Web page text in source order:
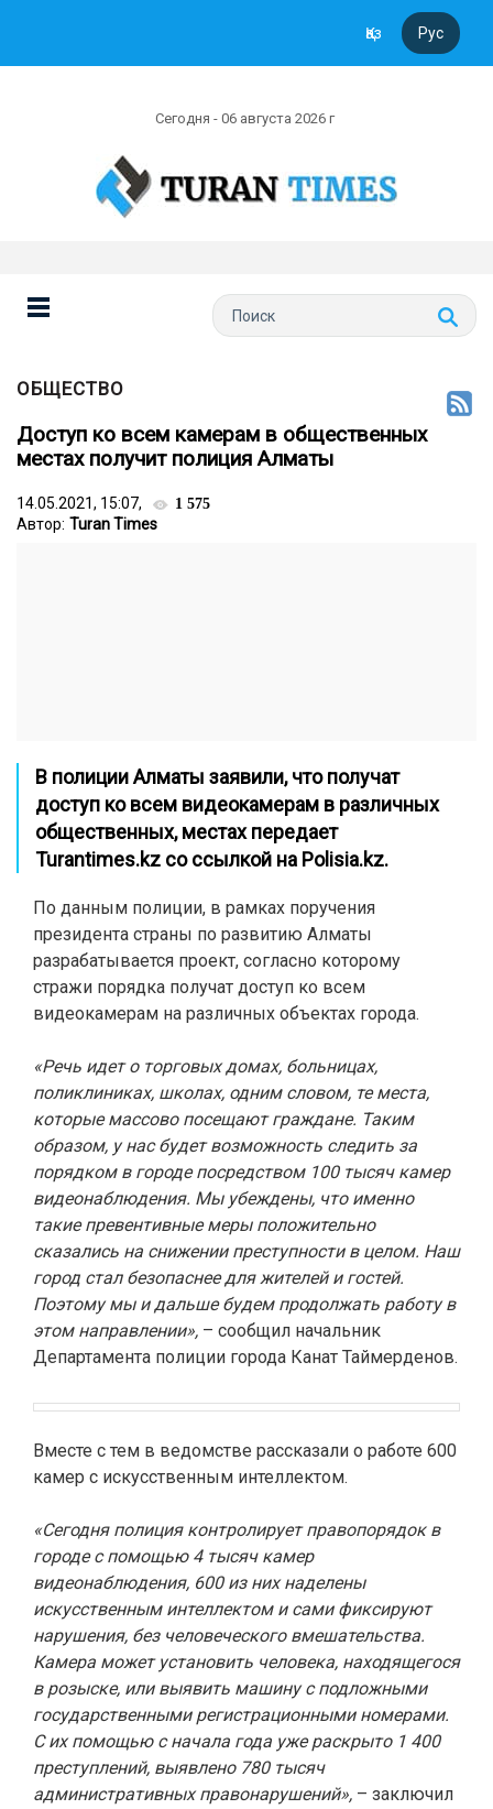
Қаз Рус
Сегодня - 06 августа 2026 г
ОБЩЕСТВО
Доступ ко всем камерам в общественных
местах получит полиция Алматы
14.05.2021, 15:07, 1 575
Автор: Turan Times
В полиции Алматы заявили, что получат
доступ ко всем видеокамерам в различных
общественных, местах передает
Turantimes.kz со ссылкой на Polisia.kz.
По данным полиции, в рамках поручения
президента страны по развитию Алматы
разрабатывается проект, согласно которому
стражи порядка получат доступ ко всем
видеокамерам на различных объектах города.
«Речь идет о торговых домах, больницах,
поликлиниках, школах, одним словом, те места,
которые массово посещают граждане. Таким
образом, у нас будет возможность следить за
порядком в городе посредством 100 тысяч камер
видеонаблюдения. Мы убеждены, что именно
такие превентивные меры положительно
сказались на снижении преступности в целом. Наш
город стал безопаснее для жителей и гостей.
Поэтому мы и дальше будем продолжать работу в
этом направлении», – сообщил начальник
Департамента полиции города Канат Таймерденов.
Вместе с тем в ведомстве рассказали о работе 600
камер с искусственным интеллектом.
«Сегодня полиция контролирует правопорядок в
городе с помощью 4 тысяч камер
видеонаблюдения, 600 из них наделены
искусственным интеллектом и сами фиксируют
нарушения, без человеческого вмешательства.
Камера может установить человека, находящегося
в розыске, или выявить машину с подложными
государственными регистрационными номерами.
С их помощью с начала года уже раскрыто 1 400
преступлений, выявлено 780 тысяч
административных правонарушений», – заключил